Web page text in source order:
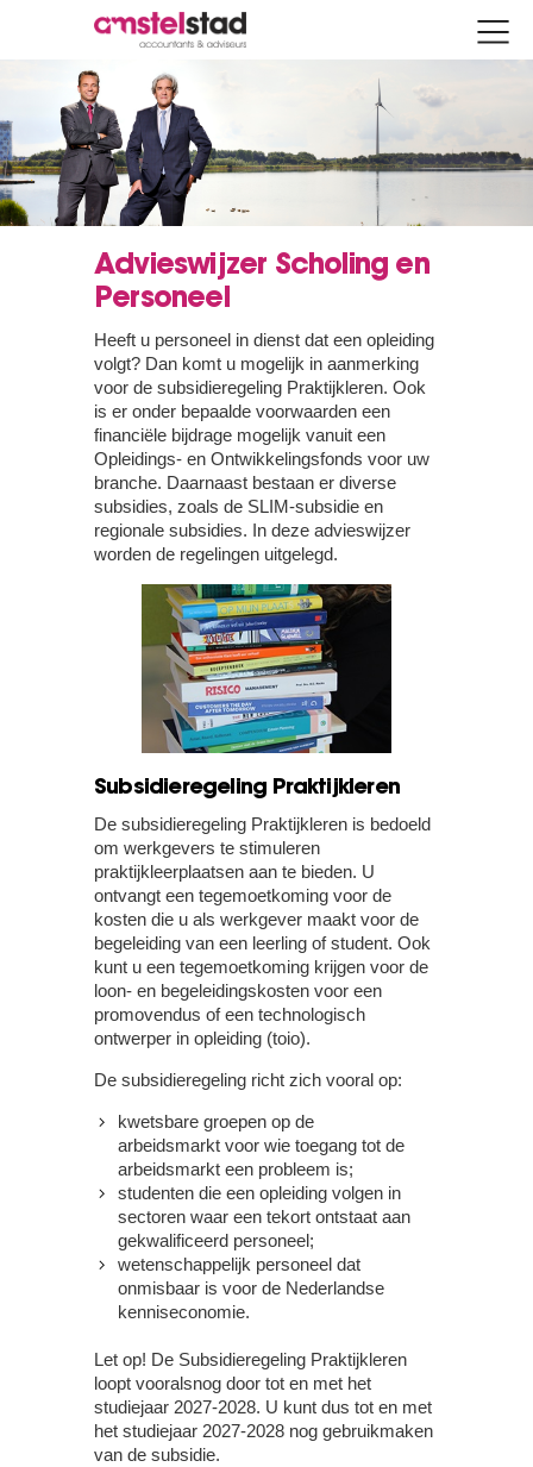
Advieswijzer Scholing en
Personeel
Heeft u personeel in dienst dat een opleiding
volgt? Dan komt u mogelijk in aanmerking
voor de subsidieregeling Praktijkleren. Ook
is er onder bepaalde voorwaarden een
financiële bijdrage mogelijk vanuit een
Opleidings- en Ontwikkelingsfonds voor uw
branche. Daarnaast bestaan er diverse
subsidies, zoals de SLIM-subsidie en
regionale subsidies. In deze advieswijzer
worden de regelingen uitgelegd.
Subsidieregeling Praktijkleren
De subsidieregeling Praktijkleren is bedoeld
om werkgevers te stimuleren
praktijkleerplaatsen aan te bieden. U
ontvangt een tegemoetkoming voor de
kosten die u als werkgever maakt voor de
begeleiding van een leerling of student. Ook
kunt u een tegemoetkoming krijgen voor de
loon- en begeleidingskosten voor een
promovendus of een technologisch
ontwerper in opleiding (toio).
De subsidieregeling richt zich vooral op:
kwetsbare groepen op de
arbeidsmarkt voor wie toegang tot de
arbeidsmarkt een probleem is;
studenten die een opleiding volgen in
sectoren waar een tekort ontstaat aan
gekwalificeerd personeel;
wetenschappelijk personeel dat
onmisbaar is voor de Nederlandse
kenniseconomie.
Let op! De Subsidieregeling Praktijkleren
loopt vooralsnog door tot en met het
studiejaar 2027-2028. U kunt dus tot en met
het studiejaar 2027-2028 nog gebruikmaken
van de subsidie.